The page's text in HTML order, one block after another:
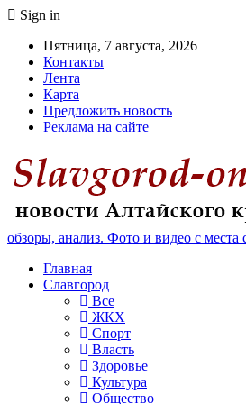
Sign in
Пятница, 7 августа, 2026
Контакты
Лента
Карта
Предложить новость
Реклама на сайте
обзоры, анализ. Фото и видео с
Главная
Славгород
Все
ЖКХ
Спорт
Власть
Здоровье
Культура
Общество